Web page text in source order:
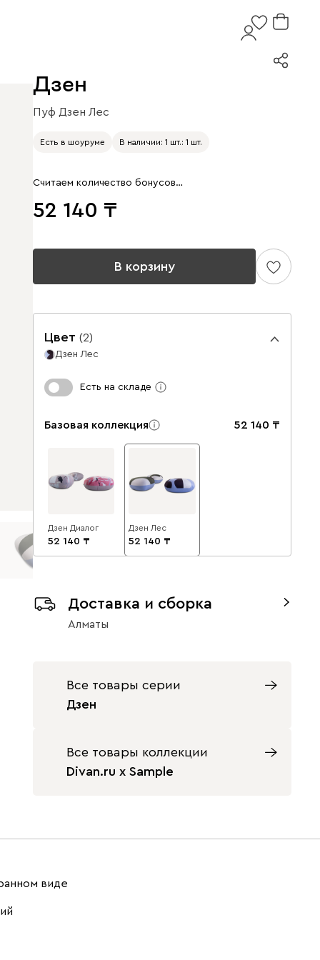
Дзен
Пуф Дзен Лес
Есть в шоуруме В наличии: 1 шт.: 1 шт.
Считаем количество бонусов…
52 140
В корзину
Цвет (2)
Дзен Лес
Есть на складе
Базовая коллекция 52 140
Дзен Диалог
52 140
Дзен Лес
52 140
Доставка и сборка
Алматы
Все товары серии
Дзен
Все товары коллекции
Divan.ru x Sample
виде